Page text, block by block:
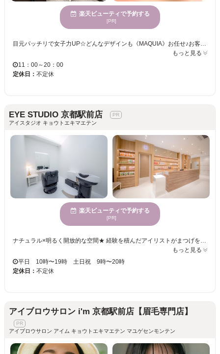
楽天ビューティで予約する
[PR]
目元パッチリで女子力UP☆どんなデザインも《MAQUIA》お任せ♪お客様のお仕事や普段の生活に合わせて、ナチュラルからボリュームUPまでプロがご提案致します！！エクステの種類が豊富＆高技術者の施術で満足度は◎“モチの良さ＆リーズナブルな価格”も自慢なので、『パッチリeye』がずっと続く★《MAQUIA》で輝く目元を手に入れてみませんか♪？
もっと見る
11：00～20：00
定休日： 不定休
EYE STUDIO 京都駅前店
アイスタジオ キョウトエキマエテン
楽天ビューティで予約する
[PR]
ナチュラル×明るく開放的な空間★ 経験を積んだアイリストがまつげを労りながら丁寧に施術します。 カウンセリングでは些細なお悩みや不明点をご相談ください。 それぞれの状態や形にピッタリのエクステをセレクトします。 センスが詰まった周りと差がつく目元を堪能・・・♪♪ 初心者様もマツエクデビューにいかがでしょうか。お客様のご来店お待ちしております♪
もっと見る
平日 10時〜19時 土日祝 9時〜20時
定休日： 不定休
アイブロウサロン i'm 京都駅前店【眉毛専門店】
アイブロウサロン アイム キョウトエキマエテン マユゲセンモンテン